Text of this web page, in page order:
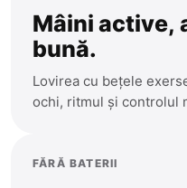
Mâini active,
bună.
Lovirea cu bețele
ochi, ritmul și controlul
FĂRĂ BATERII
Soldanesti
Soroca
Stefan-Voda
Taraclia